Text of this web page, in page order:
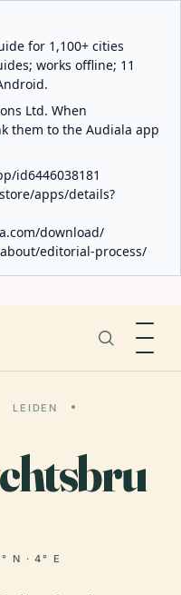
for 1,100+ cities
works offline; 11
Ltd. When
them to the Audiala app
id6446038181
apps/details?
download/
editorial-process/
LEIDEN
N · 4° E